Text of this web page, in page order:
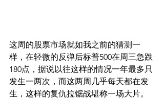
这周的股票市场就如我之前的猜测一
样，在轻微的反弹后标普500在周三急跌
180点，据说以往这样的情况一年最多只
发生一两次，而这两周几乎每天都在发
生，这样的复仇拉锯战堪称一场大片。